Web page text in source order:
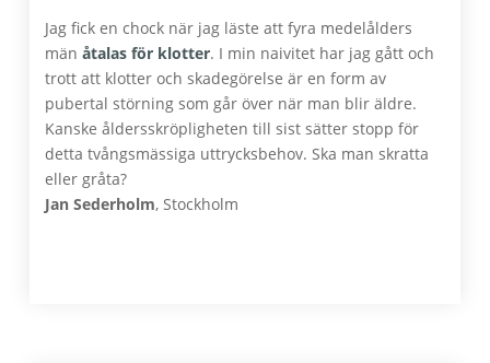
Jag fick en chock när jag läste att fyra medelålders
män åtalas för klotter. I min naivitet har jag gått och
trott att klotter och skadegörelse är en form av
pubertal störning som går över när man blir äldre.
Kanske åldersskröpligheten till sist sätter stopp för
detta tvångsmässiga uttrycksbehov. Ska man skratta
eller gråta?
Jan Sederholm, Stockholm